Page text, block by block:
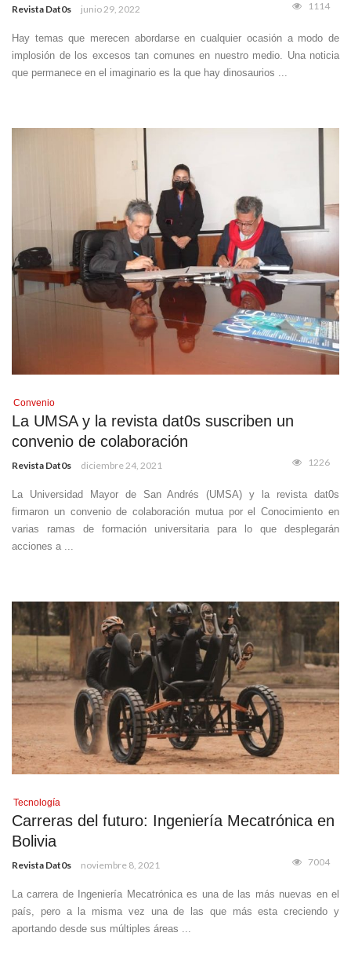
Revista Dat0s junio 29, 2022 1114
Hay temas que merecen abordarse en cualquier ocasión a modo de
implosión de los excesos tan comunes en nuestro medio. Una noticia
que permanece en el imaginario es la que hay dinosaurios ...
Convenio
La UMSA y la revista dat0s suscriben un
convenio de colaboración
Revista Dat0s diciembre 24, 2021 1226
La Universidad Mayor de San Andrés (UMSA) y la revista dat0s
firmaron un convenio de colaboración mutua por el Conocimiento en
varias ramas de formación universitaria para lo que desplegarán
acciones a ...
Tecnología
Carreras del futuro: Ingeniería Mecatrónica en
Bolivia
Revista Dat0s noviembre 8, 2021 7004
La carrera de Ingeniería Mecatrónica es una de las más nuevas en el
país, pero a la misma vez una de las que más esta creciendo y
aportando desde sus múltiples áreas ...